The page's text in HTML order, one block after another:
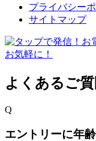
プライバシー
サイトマップ
よくあるご質
Q
エントリーに年